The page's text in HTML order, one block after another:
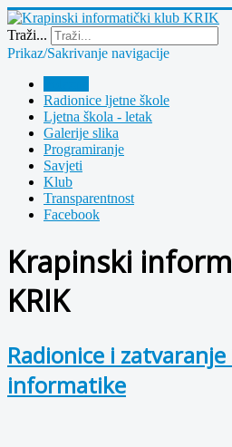
Traži...
Prikaz/Sakrivanje navigacije
Radionice ljetne škole
Ljetna škola - letak
Galerije slika
Programiranje
Savjeti
Klub
Transparentnost
Facebook
Krapinski
KRIK
Radionice i
informatike
Year
Month
Year
Month